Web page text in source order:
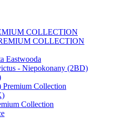
COLLECTION
COLLECTION
Eastwooda
- Niepokonany (2BD)
Collection
Collection